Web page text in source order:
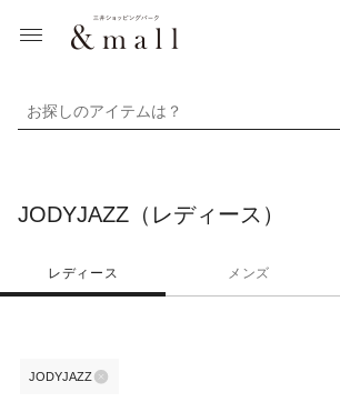
お探しのアイテムは？
JODYJAZZ（レディース）
レディース メンズ
JODYJAZZ